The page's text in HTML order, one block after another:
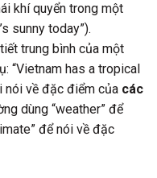
khí quyển trong một
sunny today”).
trung bình của một
“Vietnam has a tropical
nói về đặc điểm của các
dùng “weather” để
để nói về đặc